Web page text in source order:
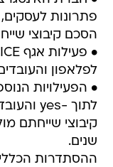
הסכם קיבוצי
לפלאפון
• הפעילויות
קיבוצי שייחתם
שנים.
ההסתדרות